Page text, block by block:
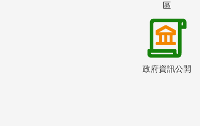
區
政府資訊公開